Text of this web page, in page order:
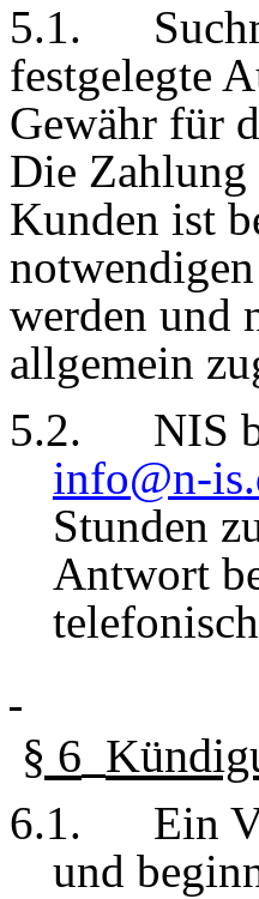
5.1.
festgelegte
Gewähr für
Die Zahlung
Kunden ist
werden und
allgemein
5.2.
NIS
info@n-is
Stunden
Antwort
§ 6
6.1. Ein
und